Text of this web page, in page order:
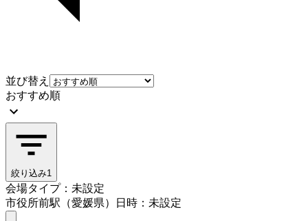
並び替え
おすすめ順
絞り込み1
会場タイプ：未設定
市役所前駅（愛媛県）
日時：未設定